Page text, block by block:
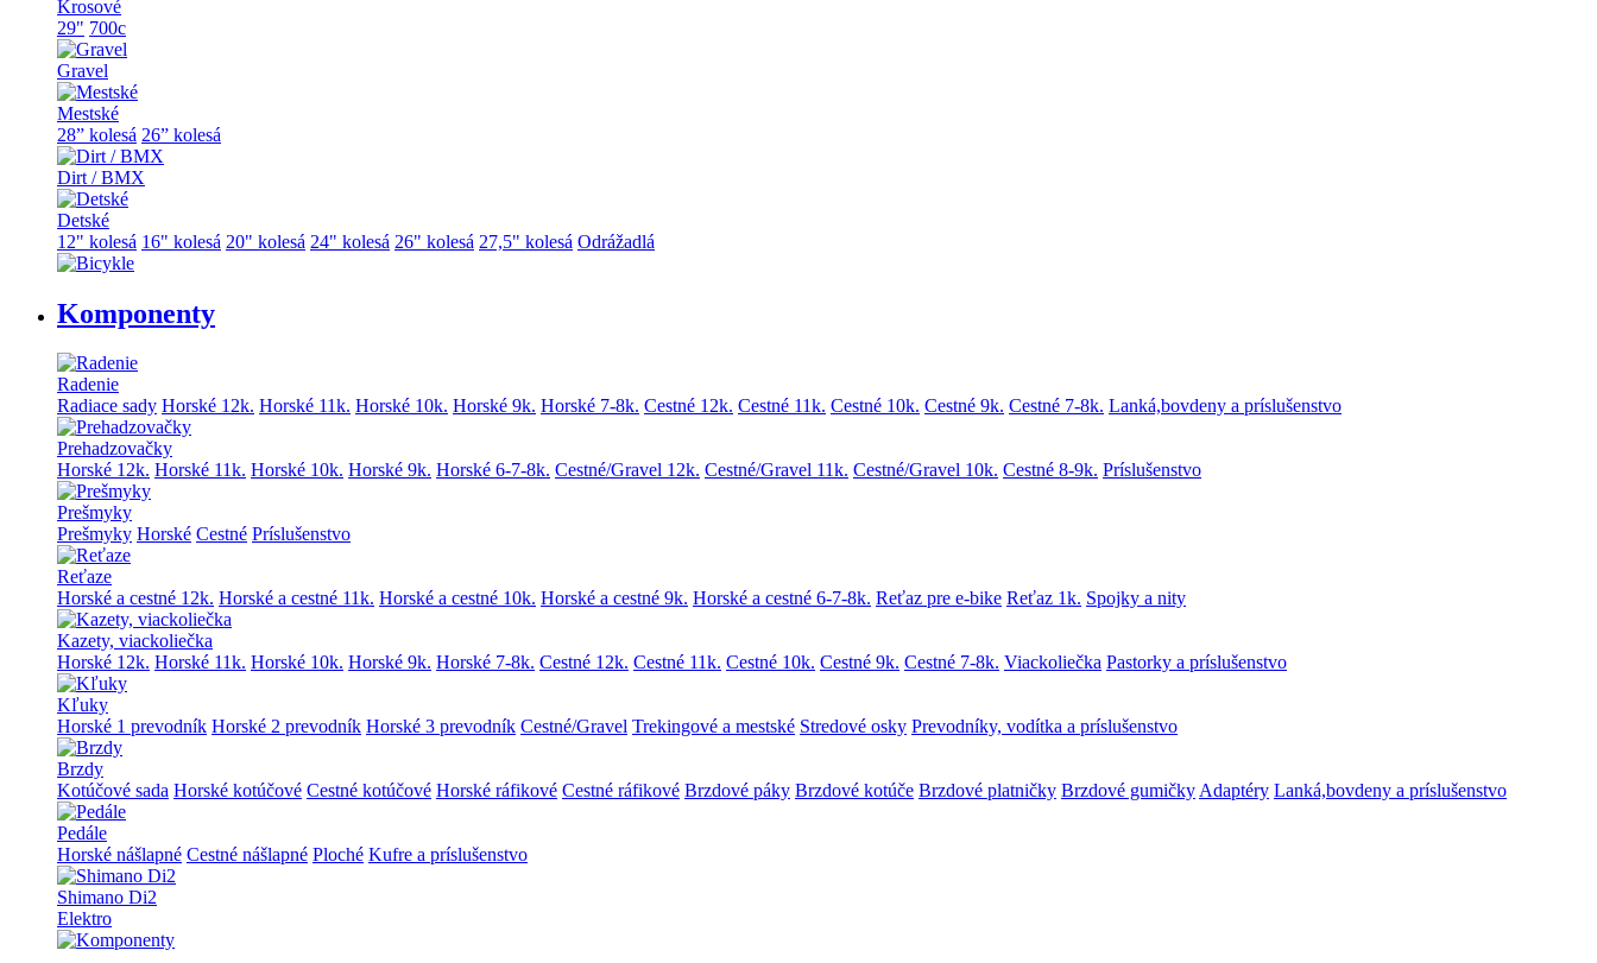
Krosové
29" 700c
Gravel
Mestské
28” kolesá 26” kolesá
Dirt / BMX
Detské
12" kolesá 16" kolesá 20" kolesá 24" kolesá 26" kolesá 27,5" kolesá Odrážadlá
Komponenty
Radenie
Radiace sady Horské 12k. Horské 11k. Horské 10k. Horské 9k. Horské 7-8k. Cestné 12k. Cestné 11k. Cestné 10k. Cestné 9k. Cestné 7-8k. Lanká,bovdeny a príslušenstvo
Prehadzovačky
Horské 12k. Horské 11k. Horské 10k. Horské 9k. Horské 6-7-8k. Cestné/Gravel 12k. Cestné/Gravel 11k. Cestné/Gravel 10k. Cestné 8-9k. Príslušenstvo
Prešmyky
Prešmyky Horské Cestné Príslušenstvo
Reťaze
Horské a cestné 12k. Horské a cestné 11k. Horské a cestné 10k. Horské a cestné 9k. Horské a cestné 6-7-8k. Reťaz pre e-bike Reťaz 1k. Spojky a nity
Kazety, viackoliečka
Horské 12k. Horské 11k. Horské 10k. Horské 9k. Horské 7-8k. Cestné 12k. Cestné 11k. Cestné 10k. Cestné 9k. Cestné 7-8k. Viackoliečka Pastorky a príslušenstvo
Kľuky
Horské 1 prevodník Horské 2 prevodník Horské 3 prevodník Cestné/Gravel Trekingové a mestské Stredové osky Prevodníky, vodítka a príslušenstvo
Brzdy
Kotúčové sada Horské kotúčové Cestné kotúčové Horské ráfikové Cestné ráfikové Brzdové páky Brzdové kotúče Brzdové platničky Brzdové gumičkyAdaptéry Lanká,bovdeny a príslušenstvo
Pedále
Horské nášlapné Cestné nášlapné Ploché Kufre a príslušenstvo
Shimano Di2
Elektro